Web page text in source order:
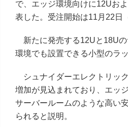
で、エッジ環境向けに12Uお
表した。受注開始は11月22日
新たに発売する12Uと18Uの
環境でも設置できる小型のラッ
シュナイダーエレクトリッ
増加が見込まれており、エッ
サーバールームのような高い
られると説明。